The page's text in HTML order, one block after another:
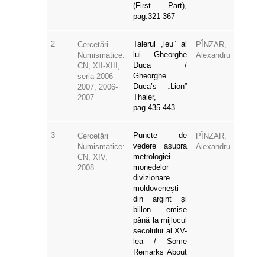
(First Part),
pag.321-367
2
Cercetări
Numismatice:
CN, XII-XIII,
seria 2006-
2007, 2006-
2007
Talerul „leu” al
lui Gheorghe
Duca /
Gheorghe
Duca’s „Lion”
Thaler,
pag.435-443
PÎNZAR,
Alexandru
3
Cercetări
Numismatice:
CN, XIV,
2008
Puncte de
vedere asupra
metrologiei
monedelor
divizionare
moldovenești
din argint și
billon emise
până la mijlocul
secolului al XV-
lea / Some
Remarks About
PÎNZAR,
Alexandru